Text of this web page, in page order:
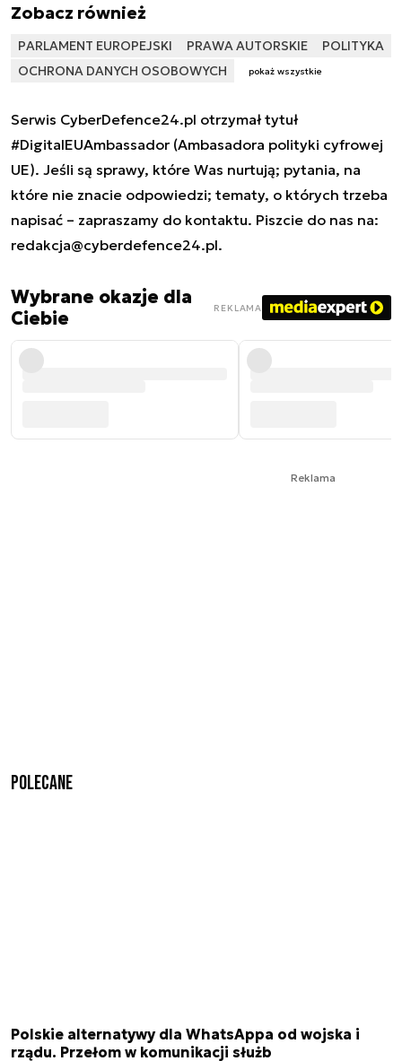
Zobacz również
PARLAMENT EUROPEJSKI PRAWA AUTORSKIE
POLITYKA
OCHRONA DANYCH OSOBOWYCH
pokaż wszystkie
Serwis CyberDefence24.pl otrzymał tytuł
#DigitalEUAmbassador (Ambasadora polityki cyfrowej
UE). Jeśli są sprawy, które Was nurtują; pytania, na
które nie znacie odpowiedzi; tematy, o których trzeba
napisać – zapraszamy do kontaktu. Piszcie do nas na:
redakcja@cyberdefence24.pl.
Wybrane okazje dla
Ciebie
REKLAMA
Reklama
Polecane
Polskie alternatywy dla WhatsAppa od wojska i
rządu. Przełom w komunikacji służb